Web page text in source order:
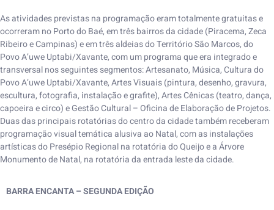
As atividades previstas na programação eram totalmente gratuitas e
ocorreram no Porto do Baé, em três bairros da cidade (Piracema, Zeca
Ribeiro e Campinas) e em três aldeias do Território São Marcos, do
Povo A’uwe Uptabi/Xavante, com um programa que era integrado e
transversal nos seguintes segmentos: Artesanato, Música, Cultura do
Povo A’uwe Uptabi/Xavante, Artes Visuais (pintura, desenho, gravura,
escultura, fotografia, instalação e grafite), Artes Cênicas (teatro, dança,
capoeira e circo) e Gestão Cultural – Oficina de Elaboração de Projetos.
Duas das principais rotatórias do centro da cidade também receberam
programação visual temática alusiva ao Natal, com as instalações
artísticas do Presépio Regional na rotatória do Queijo e a Árvore
Monumento de Natal, na rotatória da entrada leste da cidade.
BARRA ENCANTA – SEGUNDA EDIÇÃO